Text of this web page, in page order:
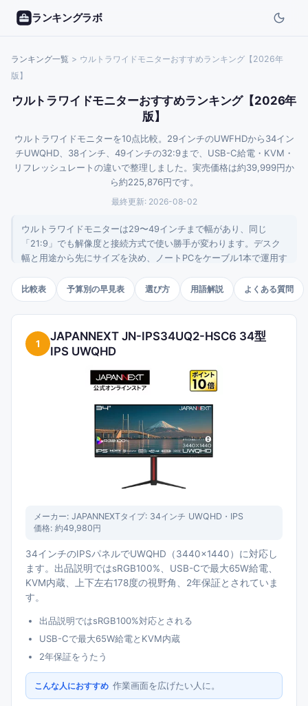
ランキングラボ
ランキング一覧 > ウルトラワイドモニターおすすめランキング【2026年
版】
ウルトラワイドモニターおすすめランキング【2026年
版】
ウルトラワイドモニターを10点比較。29インチのUWFHDから34イン
チUWQHD、38インチ、49インチの32:9まで、USB-C給電・KVM・
リフレッシュレートの違いで整理しました。実売価格は約39,999円か
ら約225,876円です。
最終更新: 2026-08-02
ウルトラワイドモニターは29〜49インチまで幅があり、同じ
「21:9」でも解像度と接続方式で使い勝手が変わります。デスク
幅と用途から先にサイズを決め、ノートPCをケーブル1本で運用す
す。実売4万円台から22万円台まで10点を比較しました。
比較表 予算別の早見表 選び方 用語解説 よくある質問
1
JAPANNEXT JN-IPS34UQ2-HSC6 34型
IPS UWQHD
メーカー: JAPANNEXTタイプ: 34インチ UWQHD・IPS
価格: 約49,980円
34インチのIPSパネルでUWQHD（3440×1440）に対応し
ます。出品説明ではsRGB100%、USB-Cで最大65W給電、
KVM内蔵、上下左右178度の視野角、2年保証とされていま
す。
出品説明ではsRGB100%対応とされる
USB-Cで最大65W給電とKVM内蔵
2年保証をうたう
こんな人におすすめ 作業画面を広げたい人に。